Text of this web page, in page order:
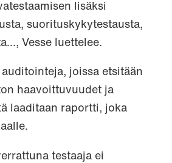
lisäksi
suorituskykytestausta,
Vesse luettelee.
auditointeja, joissa etsitään
haavoittuvuudet ja
laaditaan raportti, joka
testaaja ei